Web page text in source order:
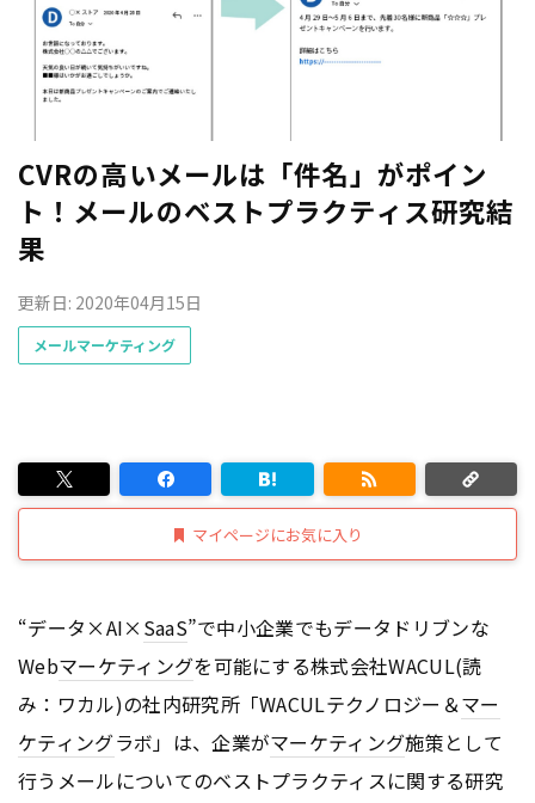
CVRの高いメールは「件名」がポイン
ト！メールのベストプラクティス研究結
果
更新日: 2020年04月15日
メールマーケティング
マイページにお気に入り
“データ×AI× SaaS”で中小企業でもデータドリブンな
Webマーケティングを可能にする株式会社WACUL(読
み：ワカル)の社内研究所「WACULテクノロジー＆マー
ケティングラボ」は、企業がマーケティング施策として
行うメールについてのベストプラクティスに関する研究